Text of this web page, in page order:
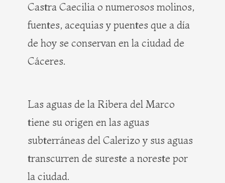
Castra Caecilia o numerosos molinos,
fuentes, acequias y puentes que a día
de hoy se conservan en la ciudad de
Cáceres.
Las aguas de la Ribera del Marco
tiene su origen en las aguas
subterráneas del Calerizo y sus aguas
transcurren de sureste a noreste por
la ciudad.